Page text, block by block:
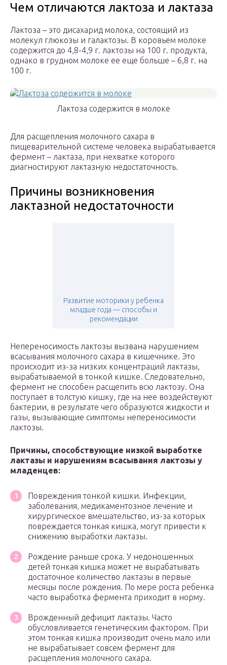
Чем отличаются лактоза и лактаза
Лактоза – это дисахарид молока, состоящий из
молекул глюкозы и галактозы. В коровьем молоке
содержится до 4,8-4,9 г. лактозы на 100 г. продукта,
однако в грудном молоке ее еще больше – 6,8 г. на
100 г.
Лактоза содержится в молоке
Для расщепления молочного сахара в
пищеварительной системе человека вырабатывается
фермент – лактаза, при нехватке которого
диагностируют лактазную недостаточность.
Причины возникновения
лактазной недостаточности
Развитие моторики у ребенка
младше года — способы и
рекомендации
Непереносимость лактозы вызвана нарушением
всасывания молочного сахара в кишечнике. Это
происходит из-за низких концентраций лактазы,
вырабатываемой в тонкой кишке. Следовательно,
фермент не способен расщепить всю лактозу. Она
поступает в толстую кишку, где на нее воздействуют
бактерии, в результате чего образуются жидкости и
газы, вызывающие симптомы непереносимости
лактозы.
Причины, способствующие низкой выработке
лактазы и нарушениям всасывания лактозы у
младенцев:
Повреждения тонкой кишки. Инфекции,
заболевания, медикаментозное лечение и
хирургическое вмешательство, из-за которых
повреждается тонкая кишка, могут привести к
снижению выработки лактазы.
Рождение раньше срока. У недоношенных
детей тонкая кишка может не вырабатывать
достаточное количество лактазы в первые
месяцы после рождения. По мере роста ребенка
часто выработка фермента приходит в норму.
Врожденный дефицит лактазы. Часто
обусловливается генетическим фактором. При
этом тонкая кишка производит очень мало или
не вырабатывает совсем фермент для
расщепления молочного сахара.